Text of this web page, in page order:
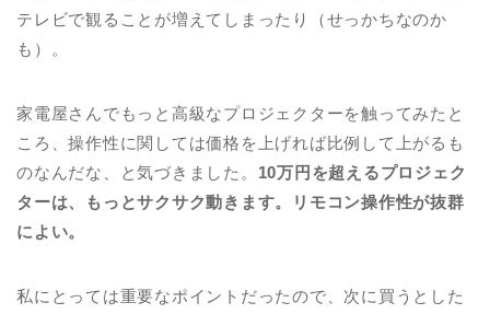
テレビで観ることが増えてしまったり（せっかちなのか
も）。
家電屋さんでもっと高級なプロジェクターを触ってみたと
ころ、操作性に関しては価格を上げれば比例して上がるも
のなんだな、と気づきました。 10万円を超えるプロジェク
ターは、もっとサクサク動きます。リモコン操作性が抜群
によい。
私にとっては重要なポイントだったので、次に買うとした